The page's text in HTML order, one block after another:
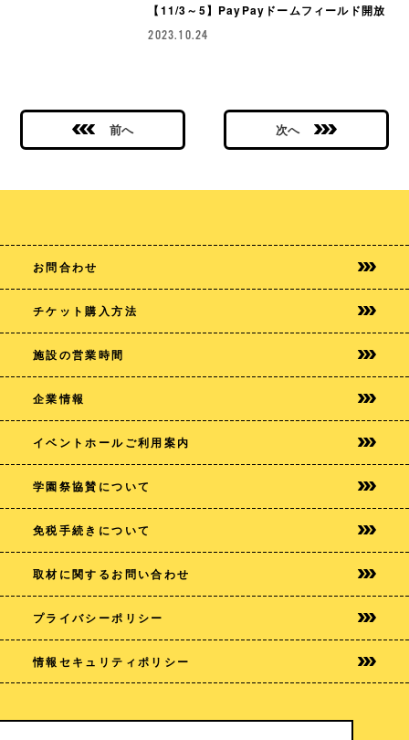
【11/3～5】PayPayドームフィールド開放
2023.10.24
前へ 次へ
お問合わせ
チケット購入方法
施設の営業時間
企業情報
イベントホールご利用案内
学園祭協賛について
免税手続きについて
取材に関するお問い合わせ
プライバシーポリシー
情報セキュリティポリシー